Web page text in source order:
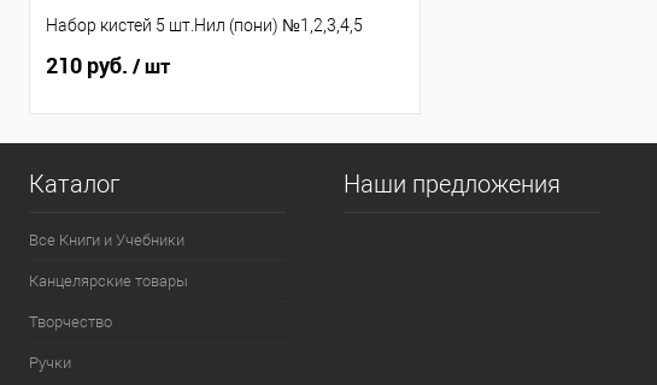
Набор кистей 5 шт.Нил (пони) №1,2,3,4,5
210 руб. / шт
Каталог
Все Книги и Учебники
Канцелярские товары
Творчество
Ручки
Наши предложения